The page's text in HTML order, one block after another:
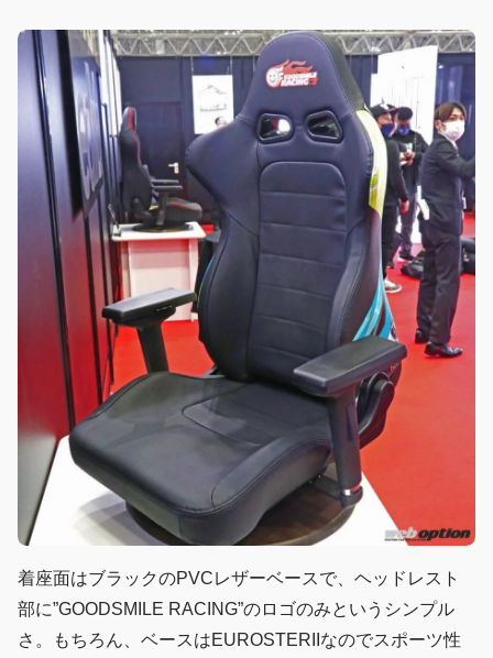
着座面はブラックのPVCレザーベースで、ヘッドレスト
部に”GOODSMILE RACING”のロゴのみというシンプル
さ。もちろん、ベースはEUROSTERIIなのでスポーツ性